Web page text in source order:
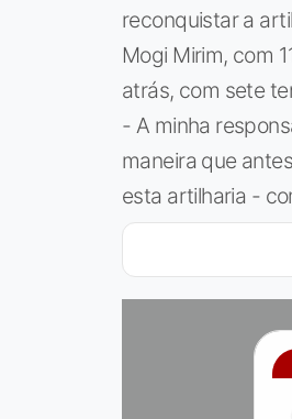
reconquistar a
Mogi Mirim, com
atrás, com sete
- A minha
maneira que
esta artilharia -